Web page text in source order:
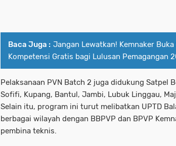
Baca Juga : Jangan Lewatkan! Kemnaker
Kompetensi Gratis bagi Lulusan Pemagangan
Pelaksanaan PVN Batch 2 juga didukung Satpel
Sofifi, Kupang, Bantul, Jambi, Lubuk Linggau,
Selain itu, program ini turut melibatkan UPTD
berbagai wilayah dengan BBPVP dan BPVP
pembina teknis.